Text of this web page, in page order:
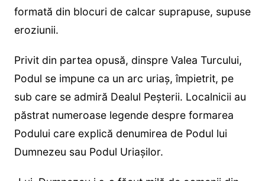
formată din blocuri de calcar suprapuse, supuse
eroziunii.
Privit din partea opusă, dinspre Valea Turcului,
Podul se impune ca un arc uriaş, împietrit, pe
sub care se admiră Dealul Peşterii. Localnicii au
păstrat numeroase legende despre formarea
Podului care explică denumirea de Podul lui
Dumnezeu sau Podul Uriaşilor.